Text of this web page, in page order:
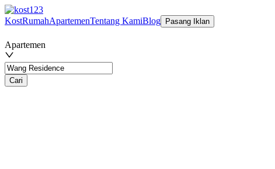
KostRumahApartemenTentang KamiBlog Pasang Iklan
Apartemen
Cari